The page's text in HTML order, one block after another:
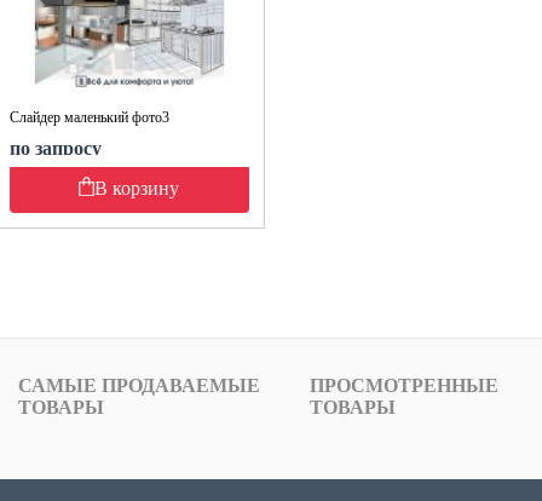
Слайдер маленький фото3
по запросу
В корзину
САМЫЕ ПРОДАВАЕМЫЕ
ТОВАРЫ
ПРОСМОТРЕННЫЕ
ТОВАРЫ